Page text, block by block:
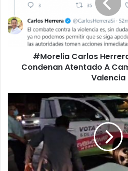
Morón
Condenan
Atentado
Camioneta#Morelia Carlos
Condenan Atentado A
Valencia
Repudiamos
Violencia
Contra
Camioneta
De
Memo
Valencia: